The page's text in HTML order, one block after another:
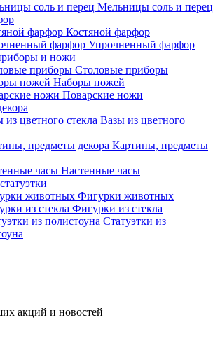
Мельницы соль и перец
Костяной фарфор
Упрочненный фарфор
и ножи
Столовые приборы
Наборы ножей
Поварские ножи
Вазы из цветного
Картины, предметы
Настенные часы
Фигурки животных
Фигурки из стекла
Статуэтки из
акций и новостей